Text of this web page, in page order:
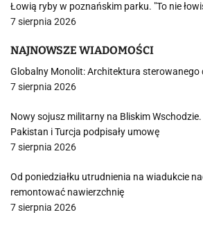
Łowią ryby w poznańskim parku. "To nie
7 sierpnia 2026
NAJNOWSZE WIADOMOŚCI
Globalny Monolit: Architektura sterowanego
7 sierpnia 2026
Nowy sojusz militarny na Bliskim
Pakistan i Turcja podpisały umowę
7 sierpnia 2026
Od poniedziałku utrudnienia na wiadukcie
remontować nawierzchnię
7 sierpnia 2026